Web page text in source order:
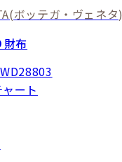
(ボッテガ・ヴェネタ)
財布
ート